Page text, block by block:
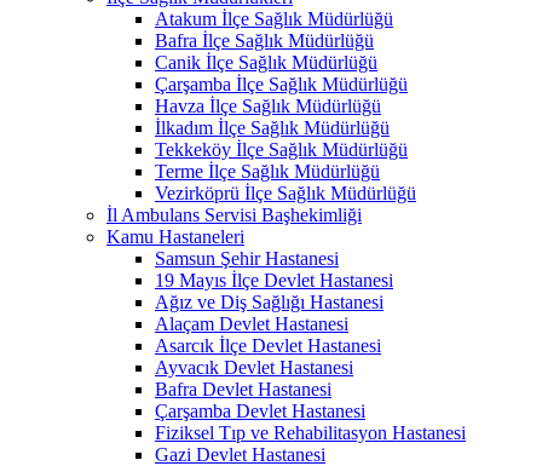
Atakum İlçe Sağlık Müdürlüğü
Bafra İlçe Sağlık Müdürlüğü
Canik İlçe Sağlık Müdürlüğü
Çarşamba İlçe Sağlık Müdürlüğü
Havza İlçe Sağlık Müdürlüğü
İlkadım İlçe Sağlık Müdürlüğü
Tekkeköy İlçe Sağlık Müdürlüğü
Terme İlçe Sağlık Müdürlüğü
Vezirköprü İlçe Sağlık Müdürlüğü
İl Ambulans Servisi Başhekimliği
Kamu Hastaneleri
Samsun Şehir Hastanesi
19 Mayıs İlçe Devlet Hastanesi
Ağız ve Diş Sağlığı Hastanesi
Alaçam Devlet Hastanesi
Asarcık İlçe Devlet Hastanesi
Ayvacık Devlet Hastanesi
Bafra Devlet Hastanesi
Çarşamba Devlet Hastanesi
Fiziksel Tıp ve Rehabilitasyon Hastanesi
Gazi Devlet Hastanesi